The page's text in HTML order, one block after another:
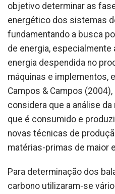
objetivo determinar as
energético dos sistemas
fundamentando a busca
de energia,
energia despendida no
máquinas e implementos,
Campos & Campos
considera que a análise
que é consumido e
novas técnicas de
matérias-primas de maior
Para determinação dos
carbono utilizaram-se